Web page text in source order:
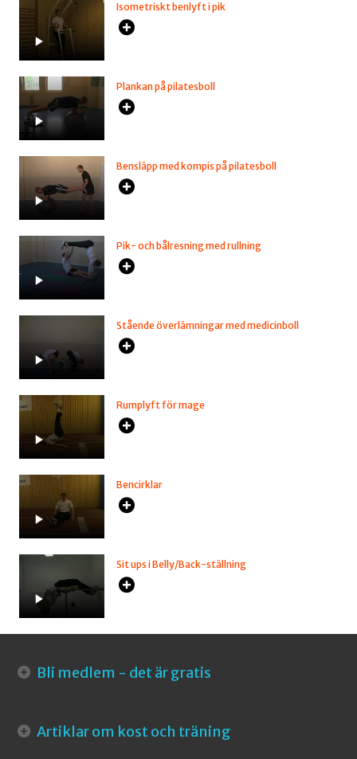
Isometriskt benlyft i pik
Plankan på pilatesboll
Bensläpp med kompis på pilatesboll
Pik- och bålresning med rullning
Stående överlämningar med medicinboll
Rumplyft för mage
Bencirklar
Sit ups i Belly/Back-ställning
Bli medlem - det är gratis
Artiklar om kost och träning